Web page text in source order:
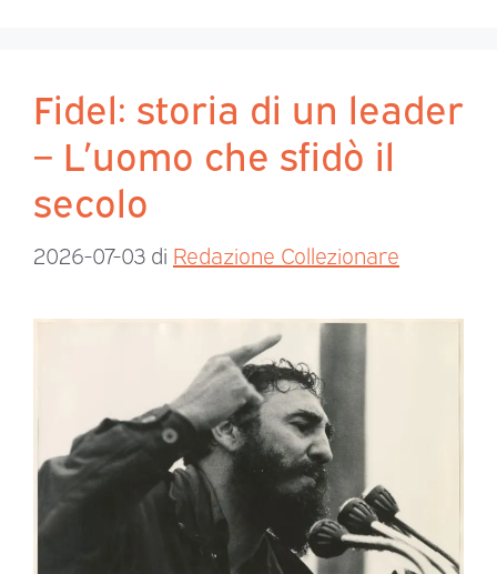
Fidel: storia di un leader
– L’uomo che sfidò il
secolo
2026-07-03 di Redazione Collezionare